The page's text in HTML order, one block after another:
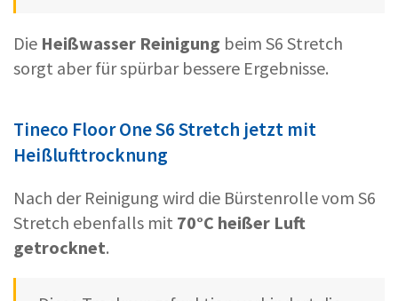
Die Heißwasser Reinigung beim S6 Stretch
sorgt aber für spürbar bessere Ergebnisse.
Tineco Floor One S6 Stretch jetzt mit
Heißlufttrocknung
Nach der Reinigung wird die Bürstenrolle vom S6
Stretch ebenfalls mit 70°C heißer Luft
getrocknet.